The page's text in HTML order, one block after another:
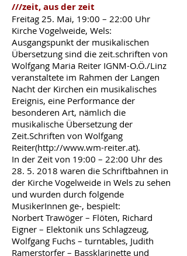
///zeit, aus der zeit
Freitag 25. Mai, 19:00 – 22:00 Uhr
Kirche Vogelweide, Wels:
Ausgangspunkt der musikalischen
Übersetzung sind die zeit.schriften von
Wolfgang Maria Reiter IGNM-O.Ö./Linz
veranstaltete im Rahmen der Langen
Nacht der Kirchen ein musikalisches
Ereignis, eine Performance der
besonderen Art, nämlich die
musikalische Übersetzung der
Zeit.Schriften von Wolfgang
Reiter(http://www.wm-reiter.at).
In der Zeit von 19:00 – 22:00 Uhr des
28. 5. 2018 waren die Schriftbahnen in
der Kirche Vogelweide in Wels zu sehen
und wurden durch folgende
MusikerInnen ge-, bespielt:
Norbert Trawöger – Flöten, Richard
Eigner – Elektonik uns Schlagzeug,
Wolfgang Fuchs – turntables, Judith
Ramerstorfer – Bassklarinette und